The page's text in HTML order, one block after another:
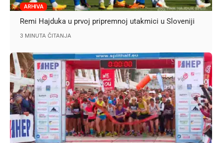
ARHIVA
Remi Hajduka u prvoj pripremnoj utakmici u Sloveniji
3 MINUTA ČITANJA